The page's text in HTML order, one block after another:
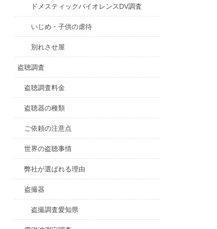
ドメスティックバイオレンスDV調査
いじめ・子供の虐待
別れさせ屋
盗聴調査
盗聴調査料金
盗聴器の種類
ご依頼の注意点
世界の盗聴事情
弊社が選ばれる理由
盗撮器
盗撮調査愛知県